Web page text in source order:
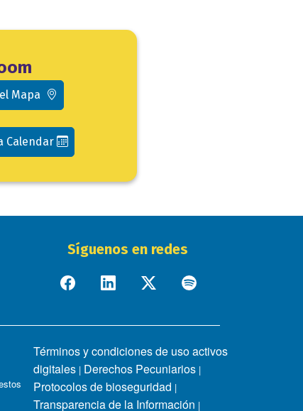
Mapa
Calendar
Síguenos en redes
Términos y condiciones de uso activos
digitales | Derechos Pecuniarios |
Protocolos de bioseguridad |
Transparencia de la Información |